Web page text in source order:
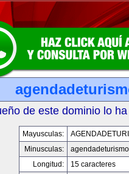
de este dominio lo
Mayusculas:
Minusculas:
Longitud:
15 caracteres